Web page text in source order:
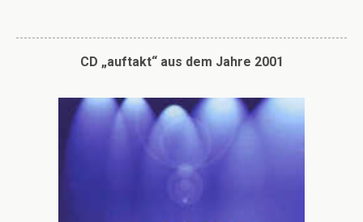
CD „auftakt“ aus dem Jahre 2001